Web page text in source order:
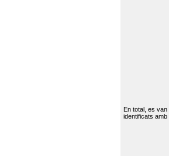
En total, es
identificats amb